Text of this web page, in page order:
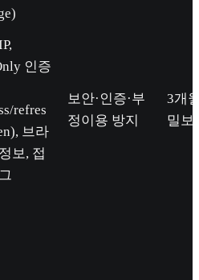
인증
refres
브라
보, 접
보안·인증·부
정이용 방지
3개
밀보